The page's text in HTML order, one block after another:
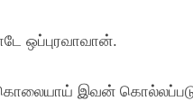
ஒப்புரவாவான்.
இவன்